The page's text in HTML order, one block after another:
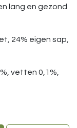
lang en gezond
24% eigen sap,
vetten 0,1%,